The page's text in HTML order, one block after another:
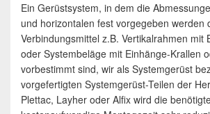
Ein Gerüstsystem, in dem die
und horizontalen fest vorgegeben werden
Verbindungsmittel z.B. Vertikalrahmen mit
oder Systembeläge mit Einhänge-Krallen
vorbestimmt sind, wir als Systemgerüst
vorgefertigten Systemgerüst-Teilen der
Plettac, Layher oder Alfix wird die